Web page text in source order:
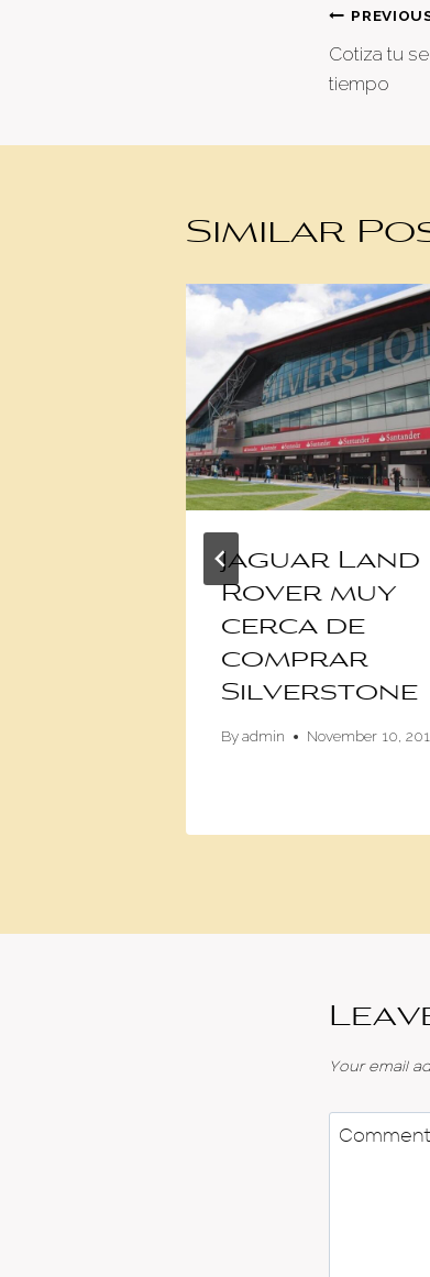
Cotiza tu
tiempo
Similar
Jaguar Land
Rover muy
cerca de
comprar
Silverstone
Byadmin November 10,
Your email
Comment